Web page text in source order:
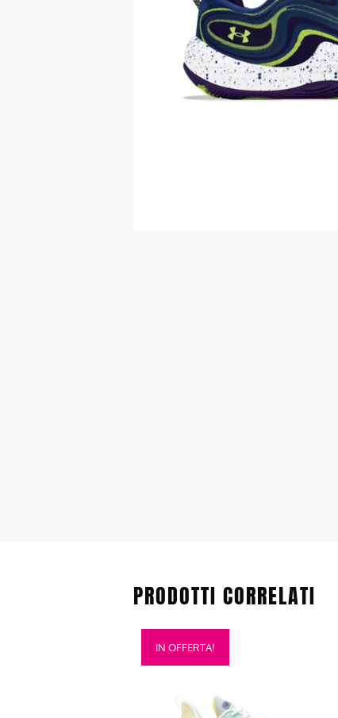
PRODOTTI CORRELATI
IN OFFERTA!
Questo
prodotto